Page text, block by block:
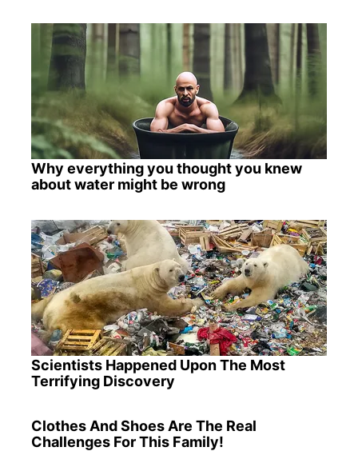
Why everything you thought you knew
about water might be wrong
Scientists Happened Upon The Most
Terrifying Discovery
Clothes And Shoes Are The Real
Challenges For This Family!